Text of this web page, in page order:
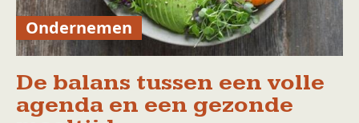
Ondernemen
De balans tussen een volle
agenda en een gezonde